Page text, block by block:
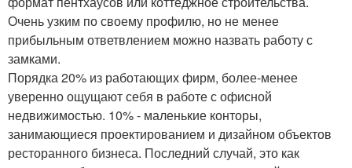
Очень узким по своему профилю, но не менее
прибыльным ответвлением можно назвать работу с
замками.
Порядка 20% из работающих фирм, более-менее
уверенно ощущают себя в работе с офисной
недвижимостью. 10% - маленькие конторы,
занимающиеся проектированием и дизайном объектов
ресторанного бизнеса. Последний случай, это как